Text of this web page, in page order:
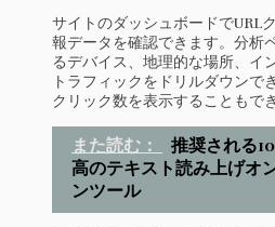
サイトのダッシュボードでURL
報データを確認できます。分析
るデバイス、地理的な場所、イ
トラフィックをドリルダウンで
クリック数を表示することもで
また読む：
推奨される
高のテキスト読み上げオ
ンツール